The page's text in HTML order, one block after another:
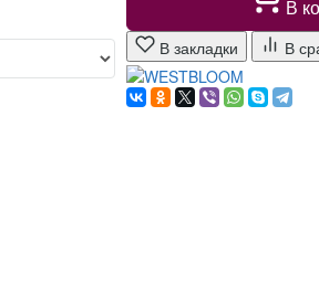
В
В закладки В